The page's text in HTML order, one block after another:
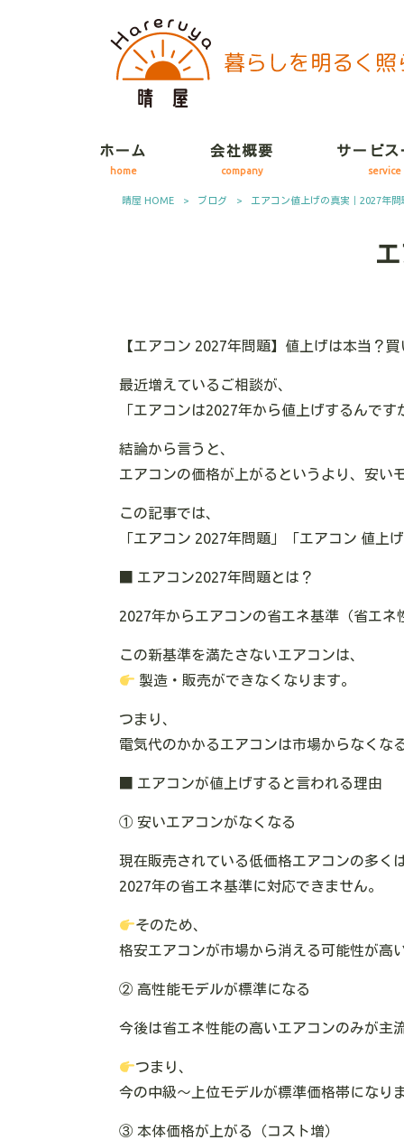
ホーム
home
会社概要
company
サービス
service
晴屋 HOME > ブログ > エアコン値上げの真実｜2027年問
【エアコン 2027年問題】値上げは本当？
最近増えているご相談が、
「エアコンは2027年から値上げするんです
結論から言うと、
エアコンの価格が上がるというより、安い
この記事では、
「エアコン 2027年問題」「エアコン 値上
■ エアコン2027年問題とは？
2027年からエアコンの省エネ基準（省エネ
この新基準を満たさないエアコンは、
製造・販売ができなくなります。
つまり、
電気代のかかるエアコンは市場からなくな
■ エアコンが値上げすると言われる理由
① 安いエアコンがなくなる
現在販売されている低価格エアコンの多くは
2027年の省エネ基準に対応できません。
そのため、
格安エアコンが市場から消える可能性が高い
② 高性能モデルが標準になる
今後は省エネ性能の高いエアコンのみが主
つまり、
今の中級〜上位モデルが標準価格帯になりま
③ 本体価格が上がる（コスト増）